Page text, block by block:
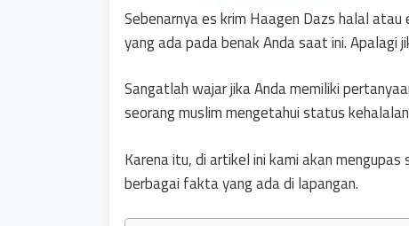
Sebenarnya es krim Haagen Dazs halal
yang ada pada benak Anda saat ini. Apalagi
Sangatlah wajar jika Anda memiliki
seorang muslim mengetahui status
Karena itu, di artikel ini kami akan
berbagai fakta yang ada di lapangan.